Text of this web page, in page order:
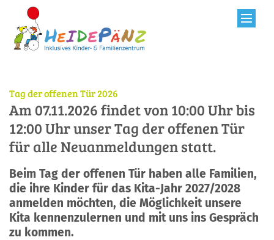
Zum Inhalt springen
Tag der offenen Tür 2026
Am 07.11.2026 findet von 10:00 Uhr bis
12:00 Uhr unser Tag der offenen Tür
für alle Neuanmeldungen statt.
Beim Tag der offenen Tür haben alle Familien,
die ihre Kinder für das Kita-Jahr 2027/2028
anmelden möchten, die Möglichkeit unsere
Kita kennenzulernen und mit uns ins Gespräch
zu kommen.